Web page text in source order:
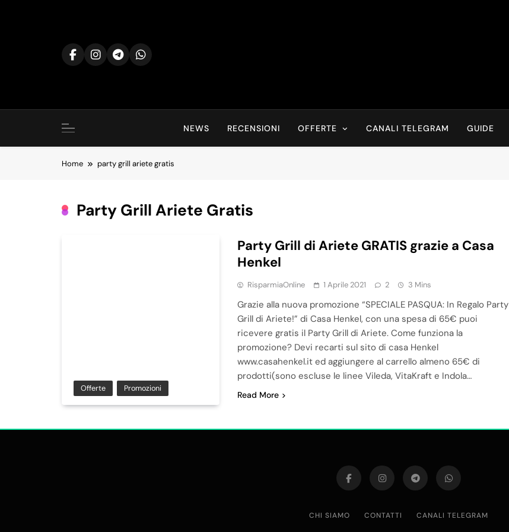
Risparmia Online
NEWS RECENSIONI OFFERTE CANALI TELEGRAM GUIDE
Home party grill ariete gratis
Party Grill Ariete Gratis
Offerte Promozioni
Party Grill di Ariete GRATIS grazie a Casa
Henkel
RisparmiaOnline 1 Aprile 2021 2 3 Mins
Grazie alla nuova promozione “SPECIALE PASQUA: In Regalo Party
Grill di Ariete!” di Casa Henkel, con una spesa di 65€ puoi
ricevere gratis il Party Grill di Ariete. Come funziona la
promozione? Devi recarti sul sito di casa Henkel
www.casahenkel.it ed aggiungere al carrello almeno 65€ di
prodotti(sono escluse le linee Vileda, VitaKraft e Indola…
Read More
CHI SIAMO CONTATTI CANALI TELEGRAM